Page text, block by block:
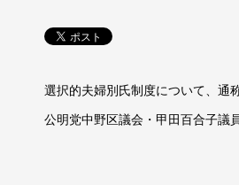
選択的夫婦別氏制度について、通
公明党中野区議会・甲田百合子議